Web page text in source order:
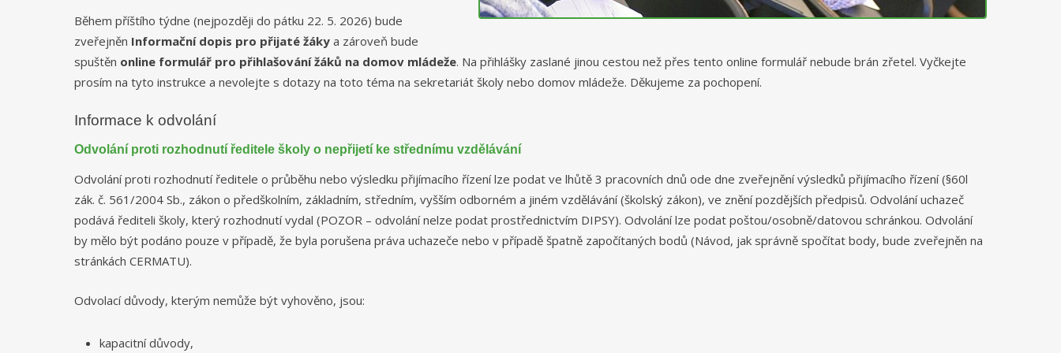
Během příštího týdne (nejpozději do pátku 22. 5. 2026) bude
zveřejněn Informační dopis pro přijaté žáky a zároveň bude
spuštěn online formulář pro přihlašování žáků na domov mládeže. Na přihlášky zaslané jinou cestou než přes tento online formulář nebude brán zřetel. Vyčkejte
prosím na tyto instrukce a nevolejte s dotazy na toto téma na sekretariát školy nebo domov mládeže. Děkujeme za pochopení.
Informace k odvolání
Odvolání proti rozhodnutí ředitele školy o nepřijetí ke střednímu vzdělávání
Odvolání proti rozhodnutí ředitele o průběhu nebo výsledku přijímacího řízení lze podat ve lhůtě 3 pracovních dnů ode dne zveřejnění výsledků přijímacího řízení (§60l
zák. č. 561/2004 Sb., zákon o předškolním, základním, středním, vyšším odborném a jiném vzdělávání (školský zákon), ve znění pozdějších předpisů. Odvolání uchazeč
podává řediteli školy, který rozhodnutí vydal (POZOR – odvolání nelze podat prostřednictvím DIPSY). Odvolání lze podat poštou/osobně/datovou schránkou. Odvolání
by mělo být podáno pouze v případě, že byla porušena práva uchazeče nebo v případě špatně započítaných bodů (Návod, jak správně spočítat body, bude zveřejněn na
stránkách CERMATU).
Odvolací důvody, kterým nemůže být vyhověno, jsou:
kapacitní důvody,